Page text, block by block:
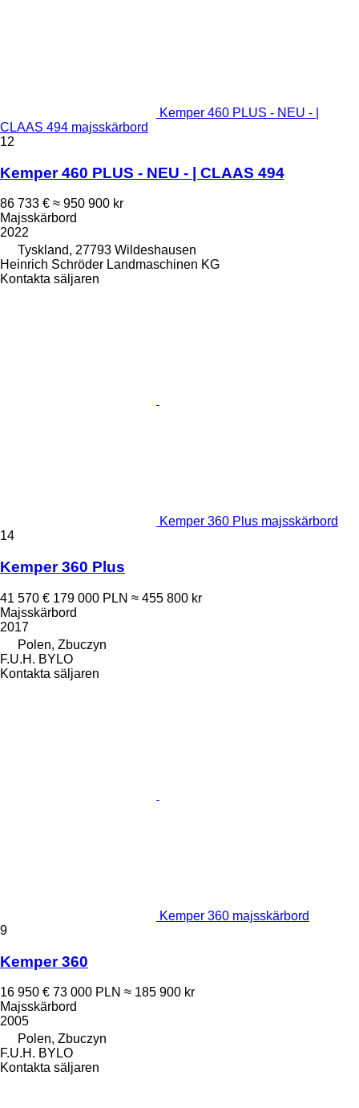
Kemper 460 PLUS - NEU - |
CLAAS 494 majsskärbord
12
Kemper 460 PLUS - NEU - | CLAAS 494
86 733 € ≈ 950 900 kr
Majsskärbord
2022
Tyskland, 27793 Wildeshausen
Heinrich Schröder Landmaschinen KG
Kontakta säljaren
Kemper 360 Plus majsskärbord
14
Kemper 360 Plus
41 570 € 179 000 PLN ≈ 455 800 kr
Majsskärbord
2017
Polen, Zbuczyn
F.U.H. BYLO
Kontakta säljaren
Kemper 360 majsskärbord
9
Kemper 360
16 950 € 73 000 PLN ≈ 185 900 kr
Majsskärbord
2005
Polen, Zbuczyn
F.U.H. BYLO
Kontakta säljaren